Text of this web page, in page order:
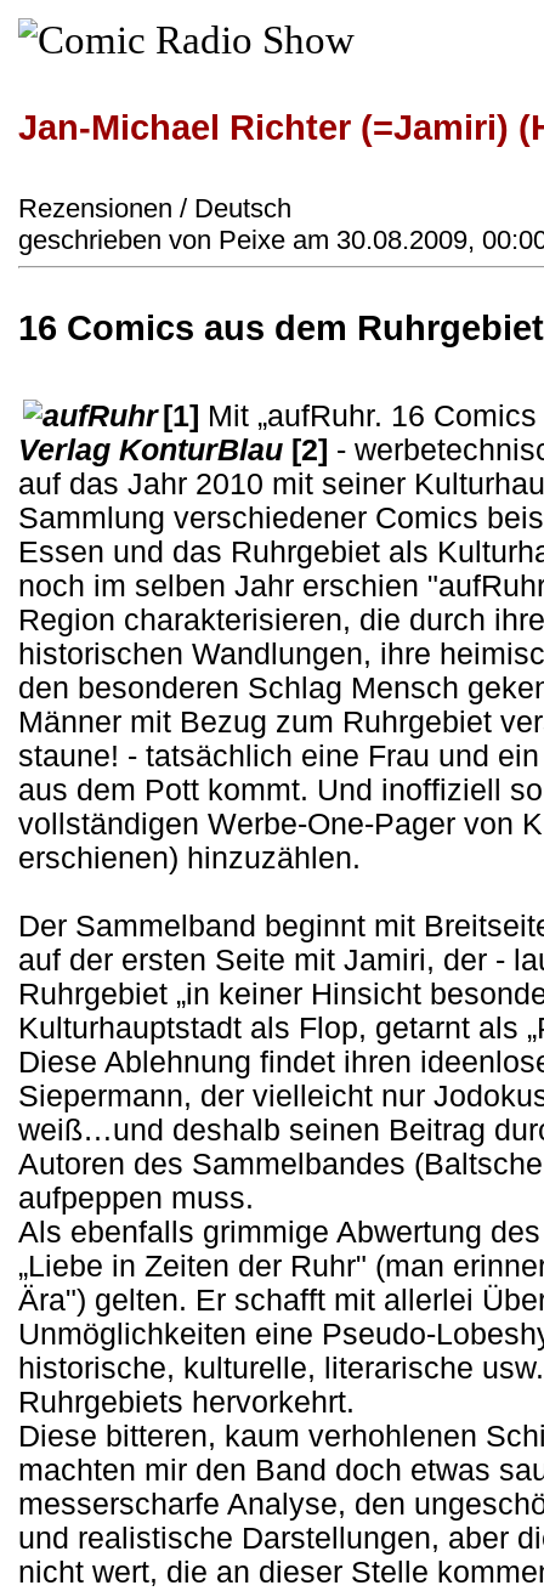
Jan-Michael Richter (=Jamiri)
Rezensionen / Deutsch
geschrieben von Peixe am 30.08.2009,
16 Comics aus dem Ruhrgebiet
[1] Mit „aufRuhr. 16
Verlag KonturBlau [2] -
auf das Jahr 2010 mit seiner
Sammlung verschiedener Comics
Essen und das Ruhrgebiet als
noch im selben Jahr erschien
Region charakterisieren, die durch
historischen Wandlungen, ihre
den besonderen Schlag Mensch
Männer mit Bezug zum Ruhrgebiet
staune! - tatsächlich eine Frau und
aus dem Pott kommt. Und inoffiziell
vollständigen Werbe-One-Pager von
erschienen) hinzuzählen.
Der Sammelband beginnt mit
auf der ersten Seite mit Jamiri, der -
Ruhrgebiet „in keiner Hinsicht
Kulturhauptstadt als Flop, getarnt als
Diese Ablehnung findet ihren
Siepermann, der vielleicht nur
weiß…und deshalb seinen Beitrag
Autoren des Sammelbandes
aufpeppen muss.
Als ebenfalls grimmige Abwertung
„Liebe in Zeiten der Ruhr" (man
Ära") gelten. Er schafft mit allerlei
Unmöglichkeiten eine Pseudo-
historische, kulturelle, literarische
Ruhrgebiets hervorkehrt.
Diese bitteren, kaum verhohlenen
machten mir den Band doch etwas
messerscharfe Analyse, den
und realistische Darstellungen, aber
nicht wert, die an dieser Stelle